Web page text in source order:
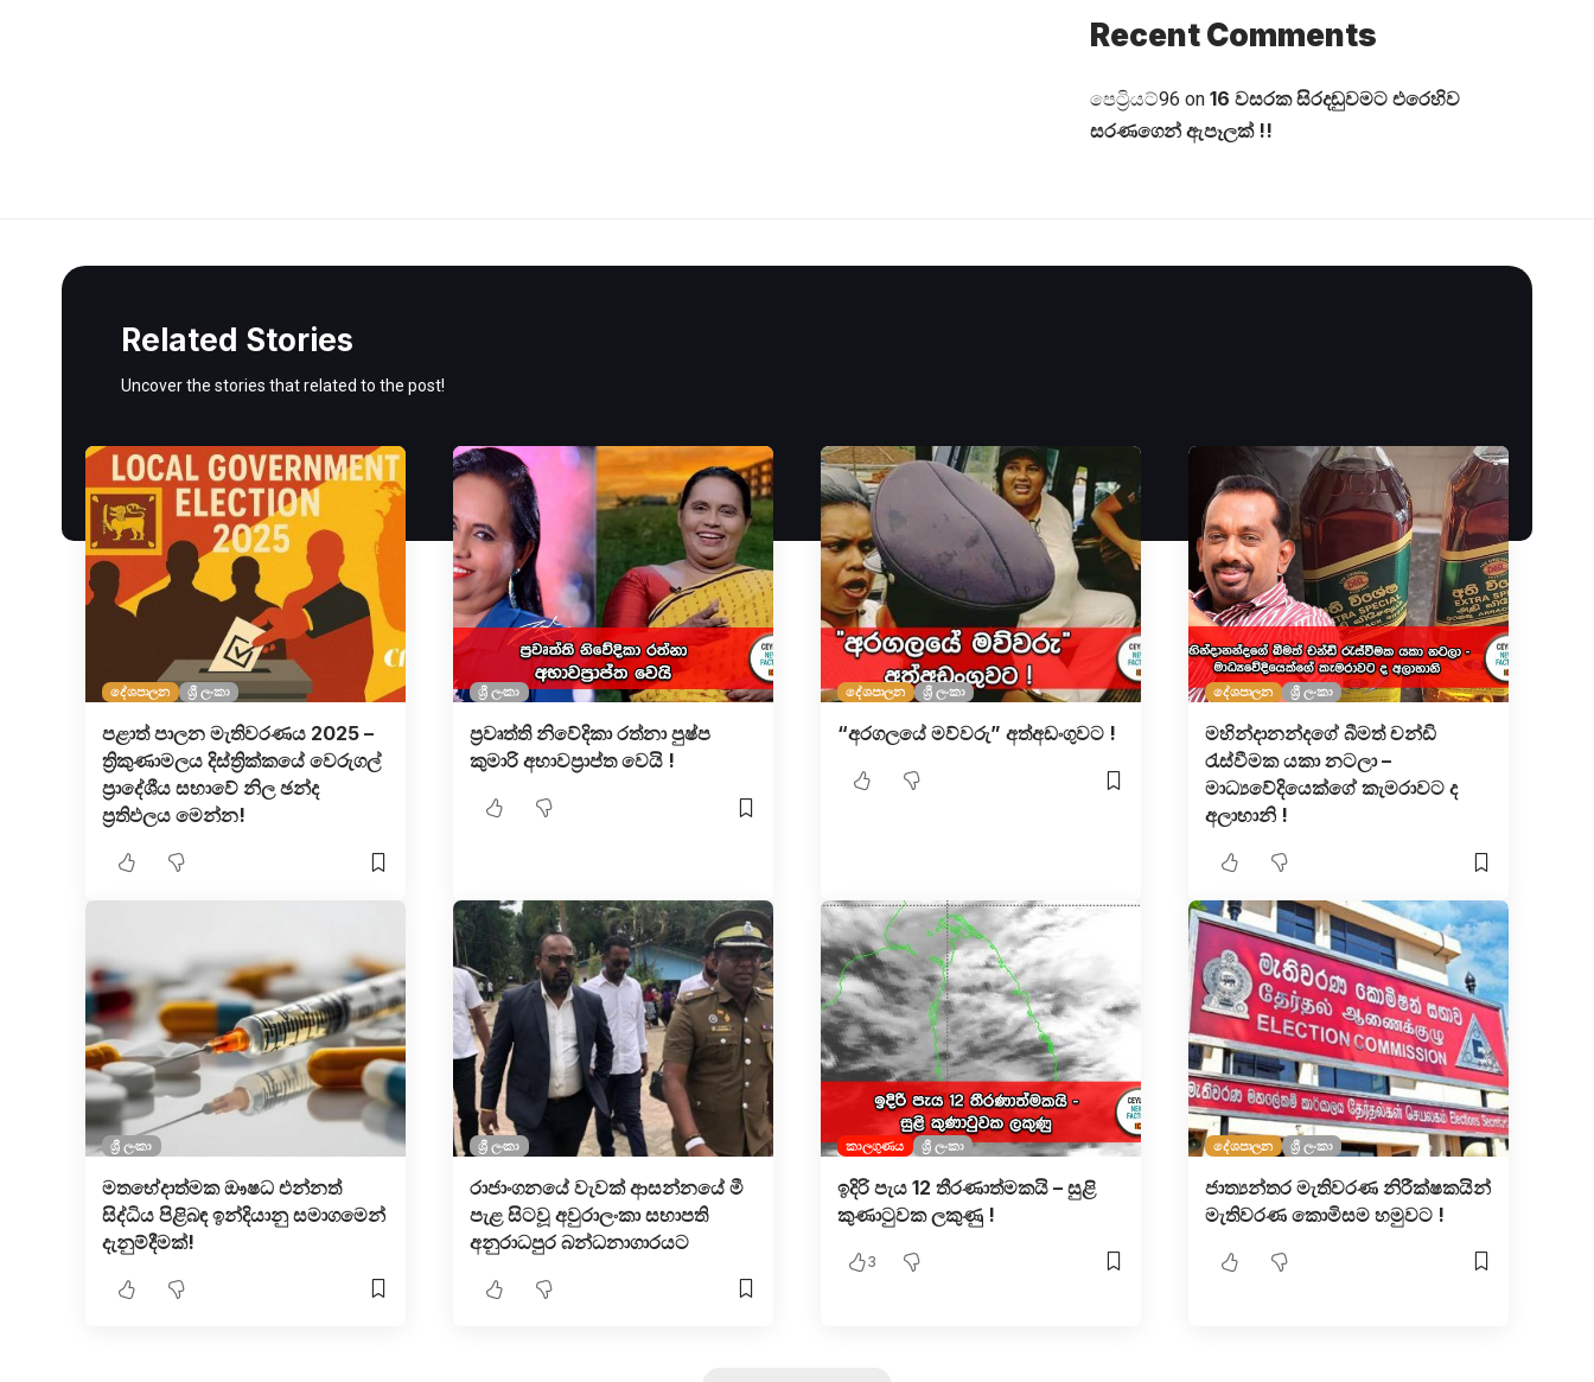
Recent Comments
පෙට්‍රියට්96 on 16 වසරක සිරදඬුවමට එරෙහිව
සරණගෙන් ඇපෑලක් !!
Related Stories
Uncover the stories that related to the post!
දේශපාලන ශ්‍රී ලංකා
පළාත් පාලන මැතිවරණය 2025 –
ත්‍රිකුණාමලය දිස්ත්‍රික්කයේ වෙරුගල්
ප්‍රාදේශීය සභාවේ නිල ඡන්ද
ප්‍රතිඵලය මෙන්න!
ශ්‍රී ලංකා
ප්‍රවෘත්ති නිවේදිකා රත්නා පුෂ්ප
කුමාරි අභාවප්‍රාප්ත වෙයි !
දේශපාලන ශ්‍රී ලංකා
“අරගලයේ මව්වරු” අත්අඩංගුවට !
දේශපාලන ශ්‍රී ලංකා
මහින්දානන්දගේ බීමත් චන්ඩි
රැස්වීමක යකා නටලා –
මාධ්‍යවේදියෙක්ගේ කැමරාවට ද
අලාභානි !
ශ්‍රී ලංකා
මතභේදාත්මක ඖෂධ එන්නත්
සිද්ධිය පිළිබඳ ඉන්දියානු සමාගමෙන්
දැනුම්දීමක්!
ශ්‍රී ලංකා
රාජාංගනයේ වැවක් ආසන්නයේ මී
පැළ සිටවූ අවුරාලංකා සභාපති
අනුරාධපුර බන්ධනාගාරයට
කාලගුණය ශ්‍රී ලංකා
ඉදිරි පැය 12 තීරණාත්මකයි – සුළි
කුණාටුවක ලකුණු !
3
දේශපාලන ශ්‍රී ලංකා
ජාත්‍යන්තර මැතිවරණ නිරීක්ෂකයින්
මැතිවරණ කොමිසම හමුවට !